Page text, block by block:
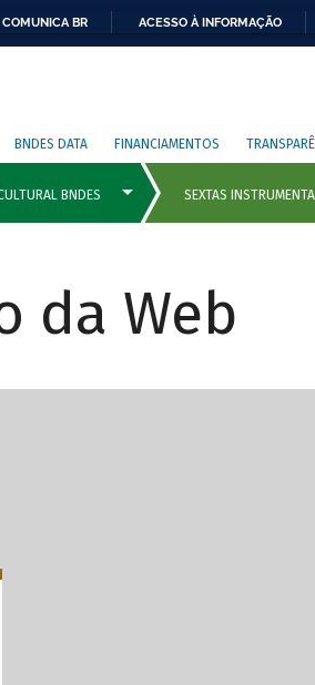
COMUNICA BR ACESSO À INFORMAÇÃO
BNDES DATA FINANCIAMENTOS
da Web